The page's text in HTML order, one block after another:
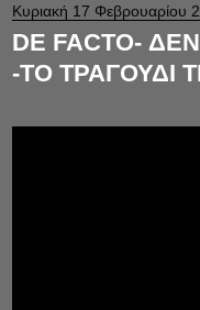
Κυριακή 17 Φεβρουαρίου
DE FACTO-
-ΤΟ ΤΡΑΓΟΥΔΙ